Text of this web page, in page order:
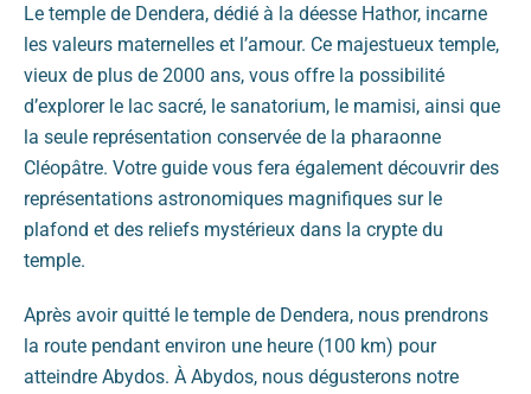
Le temple de Dendera, dédié à la déesse Hathor, incarne
les valeurs maternelles et l’amour. Ce majestueux temple,
vieux de plus de 2000 ans, vous offre la possibilité
d’explorer le lac sacré, le sanatorium, le mamisi, ainsi que
la seule représentation conservée de la pharaonne
Cléopâtre. Votre guide vous fera également découvrir des
représentations astronomiques magnifiques sur le
plafond et des reliefs mystérieux dans la crypte du
temple.
Après avoir quitté le temple de Dendera, nous prendrons
la route pendant environ une heure (100 km) pour
atteindre Abydos. À Abydos, nous dégusterons notre